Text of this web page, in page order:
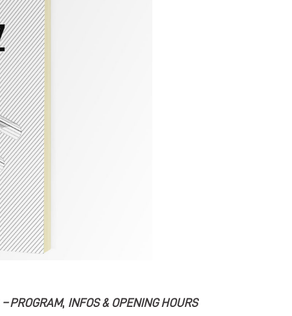
– PROGRAM, INFOS & OPENING HOURS